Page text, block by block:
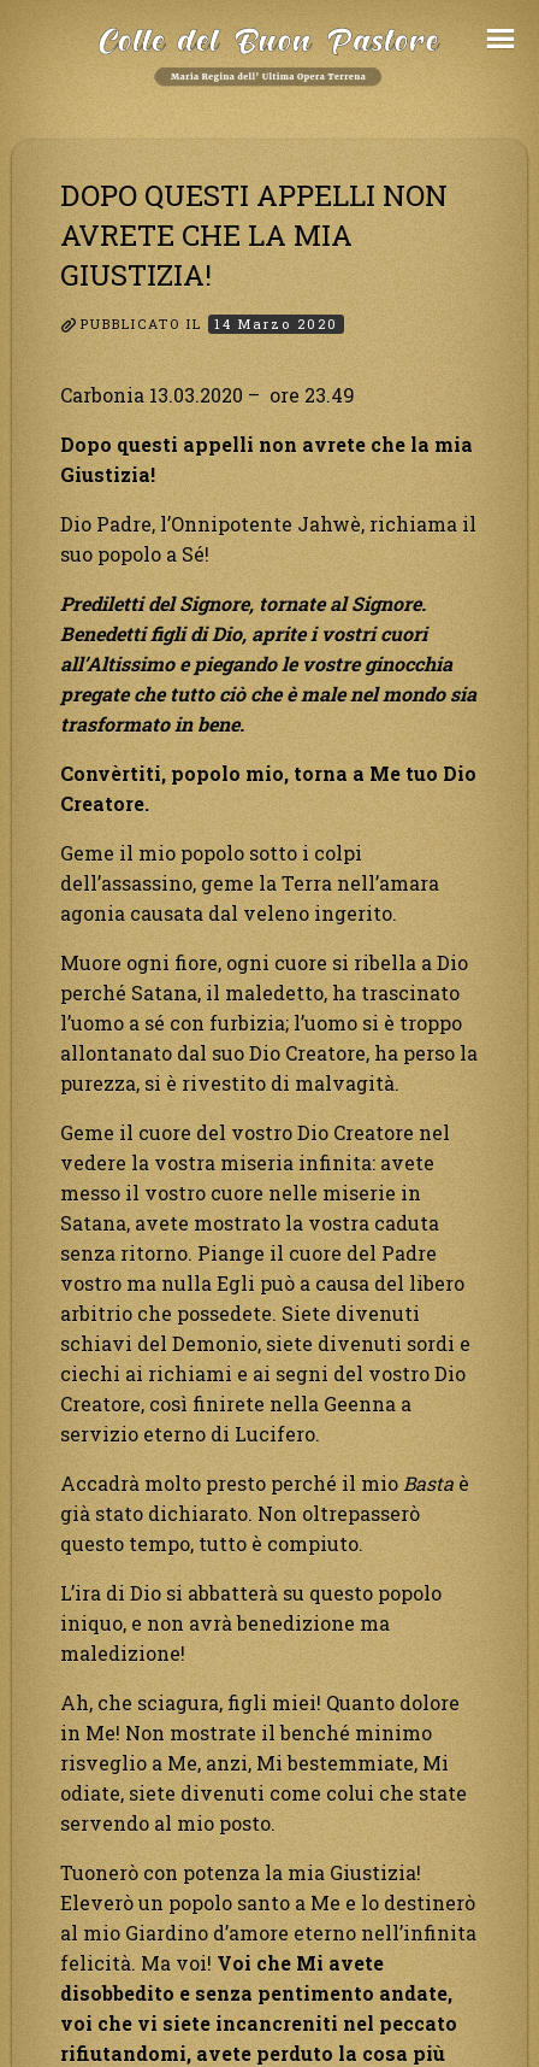
DOPO QUESTI APPELLI NON
AVRETE CHE LA MIA
GIUSTIZIA!
PUBBLICATO IL 14 Marzo 2020
Carbonia 13.03.2020 – ore 23.49
Dopo questi appelli non avrete che la mia
Giustizia!
Dio Padre, l’Onnipotente Jahwè, richiama il
suo popolo a Sé!
Prediletti del Signore, tornate al Signore.
Benedetti figli di Dio, aprite i vostri cuori
all’Altissimo e piegando le vostre ginocchia
pregate che tutto ciò che è male nel mondo sia
trasformato in bene.
Convèrtiti, popolo mio, torna a Me tuo Dio
Creatore.
Geme il mio popolo sotto i colpi
dell’assassino, geme la Terra nell’amara
agonia causata dal veleno ingerito.
Muore ogni fiore, ogni cuore si ribella a Dio
perché Satana, il maledetto, ha trascinato
l’uomo a sé con furbizia; l’uomo si è troppo
allontanato dal suo Dio Creatore, ha perso la
purezza, si è rivestito di malvagità.
Geme il cuore del vostro Dio Creatore nel
vedere la vostra miseria infinita: avete
messo il vostro cuore nelle miserie in
Satana, avete mostrato la vostra caduta
senza ritorno. Piange il cuore del Padre
vostro ma nulla Egli può a causa del libero
arbitrio che possedete. Siete divenuti
schiavi del Demonio, siete divenuti sordi e
ciechi ai richiami e ai segni del vostro Dio
Creatore, così finirete nella Geenna a
servizio eterno di Lucifero.
Accadrà molto presto perché il mio Basta è
già stato dichiarato. Non oltrepasserò
questo tempo, tutto è compiuto.
L’ira di Dio si abbatterà su questo popolo
iniquo, e non avrà benedizione ma
maledizione!
Ah, che sciagura, figli miei! Quanto dolore
in Me! Non mostrate il benché minimo
risveglio a Me, anzi, Mi bestemmiate, Mi
odiate, siete divenuti come colui che state
servendo al mio posto.
Tuonerò con potenza la mia Giustizia!
Eleverò un popolo santo a Me e lo destinerò
al mio Giardino d’amore eterno nell’infinita
felicità. Ma voi! Voi che Mi avete
disobbedito e senza pentimento andate,
voi che vi siete incancreniti nel peccato
rifiutandomi, avete perduto la cosa più